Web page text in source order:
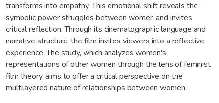
transforms into empathy. This emotional shift reveals the
symbolic power struggles between women and invites
critical reflection. Through its cinematographic language and
narrative structure, the film invites viewers into a reflective
experience. The study, which analyzes women's
representations of other women through the lens of feminist
film theory, aims to offer a critical perspective on the
multilayered nature of relationships between women.